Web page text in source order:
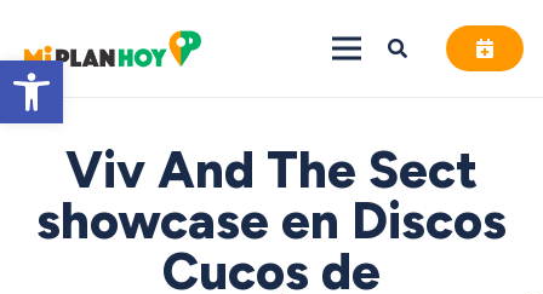
Abrir barra de herramientas
Viv And The Sect
showcase en Discos
Cucos de